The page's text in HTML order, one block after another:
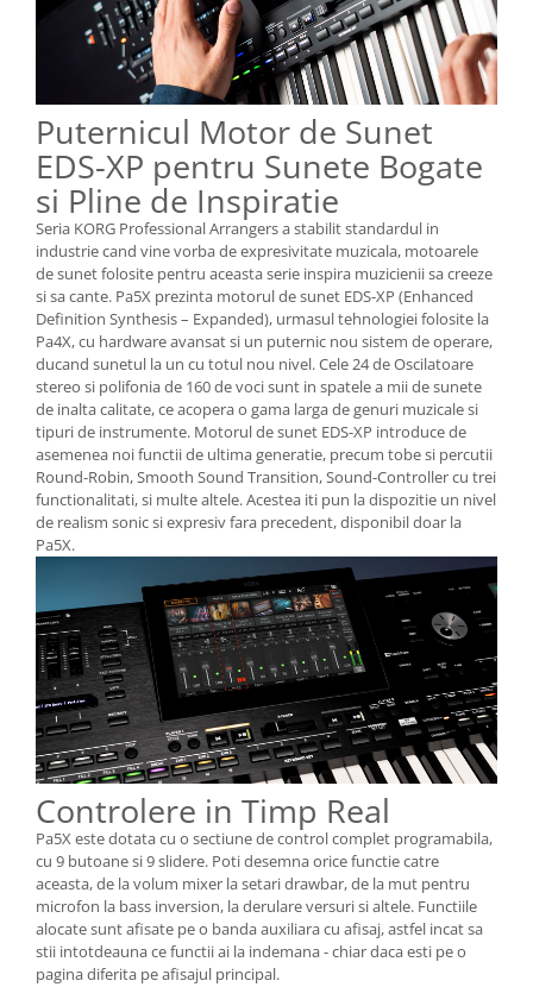
Puternicul Motor de Sunet
EDS-XP pentru Sunete Bogate
si Pline de Inspiratie
Seria KORG Professional Arrangers a stabilit standardul in
industrie cand vine vorba de expresivitate muzicala, motoarele
de sunet folosite pentru aceasta serie inspira muzicienii sa creeze
si sa cante. Pa5X prezinta motorul de sunet EDS-XP (Enhanced
Definition Synthesis – Expanded), urmasul tehnologiei folosite la
Pa4X, cu hardware avansat si un puternic nou sistem de operare,
ducand sunetul la un cu totul nou nivel. Cele 24 de Oscilatoare
stereo si polifonia de 160 de voci sunt in spatele a mii de sunete
de inalta calitate, ce acopera o gama larga de genuri muzicale si
tipuri de instrumente. Motorul de sunet EDS-XP introduce de
asemenea noi functii de ultima generatie, precum tobe si percutii
Round-Robin, Smooth Sound Transition, Sound-Controller cu trei
functionalitati, si multe altele. Acestea iti pun la dispozitie un nivel
de realism sonic si expresiv fara precedent, disponibil doar la
Pa5X.
Controlere in Timp Real
Pa5X este dotata cu o sectiune de control complet programabila,
cu 9 butoane si 9 slidere. Poti desemna orice functie catre
aceasta, de la volum mixer la setari drawbar, de la mut pentru
microfon la bass inversion, la derulare versuri si altele. Functiile
alocate sunt afisate pe o banda auxiliara cu afisaj, astfel incat sa
stii intotdeauna ce functii ai la indemana - chiar daca esti pe o
pagina diferita pe afisajul principal.